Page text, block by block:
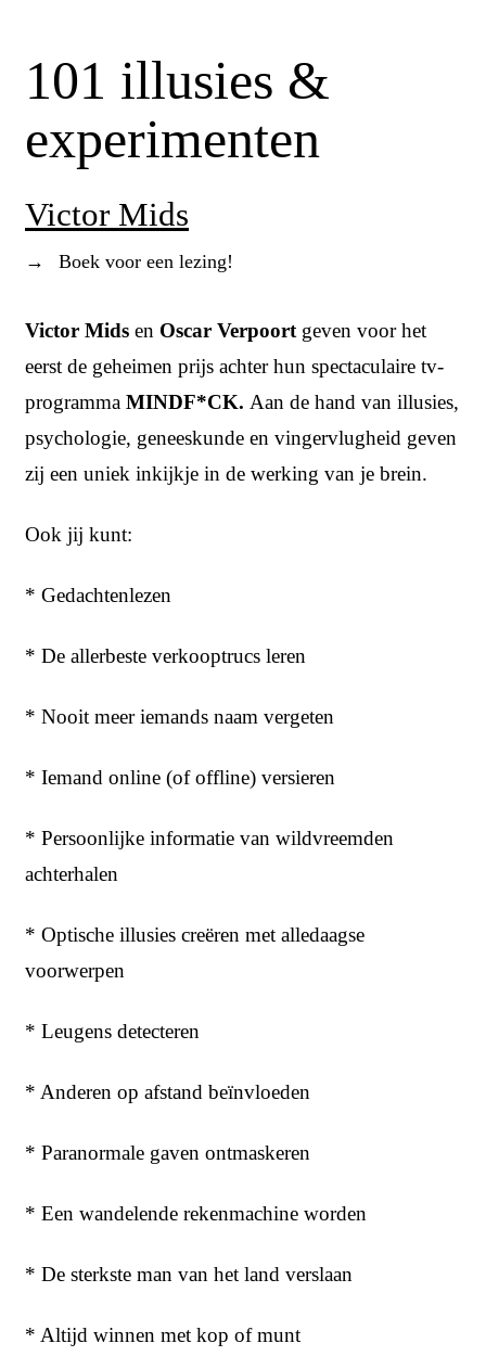
101 illusies &
experimenten
Victor Mids
→ Boek voor een lezing!
Victor Mids en Oscar Verpoort geven voor het
eerst de geheimen prijs achter hun spectaculaire tv-
programma MINDF*CK. Aan de hand van illusies,
psychologie, geneeskunde en vingervlugheid geven
zij een uniek inkijkje in de werking van je brein.
Ook jij kunt:
* Gedachtenlezen
* De allerbeste verkooptrucs leren
* Nooit meer iemands naam vergeten
* Iemand online (of offline) versieren
* Persoonlijke informatie van wildvreemden
achterhalen
* Optische illusies creëren met alledaagse
voorwerpen
* Leugens detecteren
* Anderen op afstand beïnvloeden
* Paranormale gaven ontmaskeren
* Een wandelende rekenmachine worden
* De sterkste man van het land verslaan
* Altijd winnen met kop of munt